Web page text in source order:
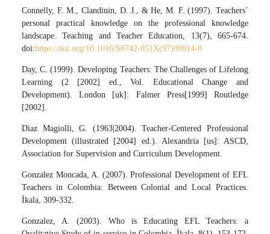
Connelly, F. M., Clandinin, D. J., & He, M. F. (1997). Teachers´
personal practical knowledge on the professional knowledge
landscape. Teaching and Teacher Education, 13(7), 665-674.
doi:https://doi.org/10.1016/S0742-051X(97)00014-0
Day, C. (1999). Developing Teachers: The Challenges of Lifelong
Learning (2 [2002] ed., Vol. Educational Change and
Development). London [uk]: Falmer Press[1999] Routledge
[2002].
Diaz Magiolli, G. (1963|2004). Teacher-Centered Professional
Development (illustrated [2004] ed.). Alexandria [us]: ASCD,
Association for Supervision and Curriculum Development.
Gonzalez Moncada, A. (2007). Professional Development of EFL
Teachers in Colombia: Between Colonial and Local Practices.
Íkala, 309-332.
Gonzalez, A. (2003). Who is Educating EFL Teachers: a